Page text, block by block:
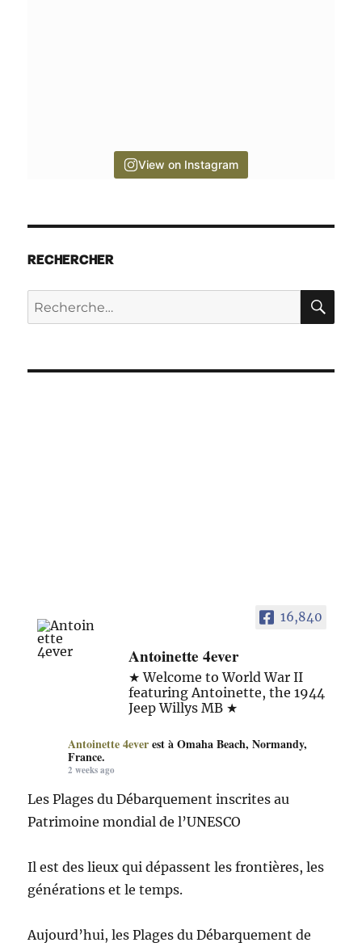
View on Instagram
RECHERCHER
Recherche
pour :
16,840
Antoinette 4ever
★ Welcome to World War II
featuring Antoinette, the 1944
Jeep Willys MB ★
Antoinette 4ever est à Omaha Beach, Normandy,
France.
2 weeks ago
Les Plages du Débarquement inscrites au
Patrimoine mondial de l’UNESCO
Il est des lieux qui dépassent les frontières, les
générations et le temps.
Aujourd’hui, les Plages du Débarquement de